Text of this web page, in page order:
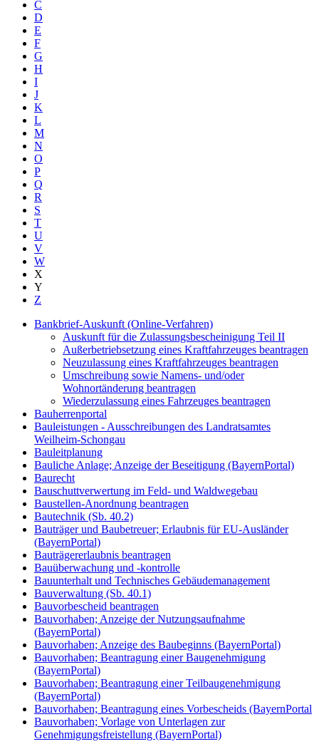
C
D
E
F
G
H
I
J
K
L
M
N
O
P
Q
R
S
T
U
V
W
X
Y
Z
Bankbrief-Auskunft (Online-Verfahren)
Auskunft für die Zulassungsbescheinigung Teil II
Außerbetriebsetzung eines Kraftfahrzeuges beantragen
Neuzulassung eines Kraftfahrzeuges beantragen
Umschreibung sowie Namens- und/oder
Wohnortänderung beantragen
Wiederzulassung eines Fahrzeuges beantragen
Bauherrenportal
Bauleistungen - Ausschreibungen des Landratsamtes
Weilheim-Schongau
Bauleitplanung
Bauliche Anlage; Anzeige der Beseitigung (BayernPortal)
Baurecht
Bauschuttverwertung im Feld- und Waldwegebau
Baustellen-Anordnung beantragen
Bautechnik (Sb. 40.2)
Bauträger und Baubetreuer; Erlaubnis für EU-Ausländer
(BayernPortal)
Bauträgererlaubnis beantragen
Bauüberwachung und -kontrolle
Bauunterhalt und Technisches Gebäudemanagement
Bauverwaltung (Sb. 40.1)
Bauvorbescheid beantragen
Bauvorhaben; Anzeige der Nutzungsaufnahme
(BayernPortal)
Bauvorhaben; Anzeige des Baubeginns (BayernPortal)
Bauvorhaben; Beantragung einer Baugenehmigung
(BayernPortal)
Bauvorhaben; Beantragung einer Teilbaugenehmigung
(BayernPortal)
Bauvorhaben; Beantragung eines Vorbescheids (BayernPortal
Bauvorhaben; Vorlage von Unterlagen zur
Genehmigungsfreistellung (BayernPortal)